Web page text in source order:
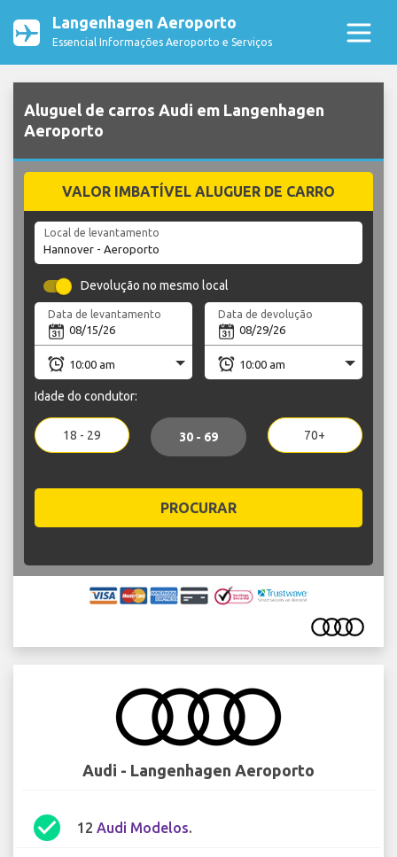
Langenhagen Aeroporto
Essencial Informações Aeroporto e Serviços
Aluguel de carros Audi em Langenhagen
Aeroporto
VALOR IMBATÍVEL ALUGUER DE CARRO
Local de levantamento
Devolução no mesmo local
Data de levantamento Data de devolução
Idade do condutor:
18 - 29 30 - 69 70+
PROCURAR
Audi - Langenhagen Aeroporto
check_circle 12 Audi Modelos.